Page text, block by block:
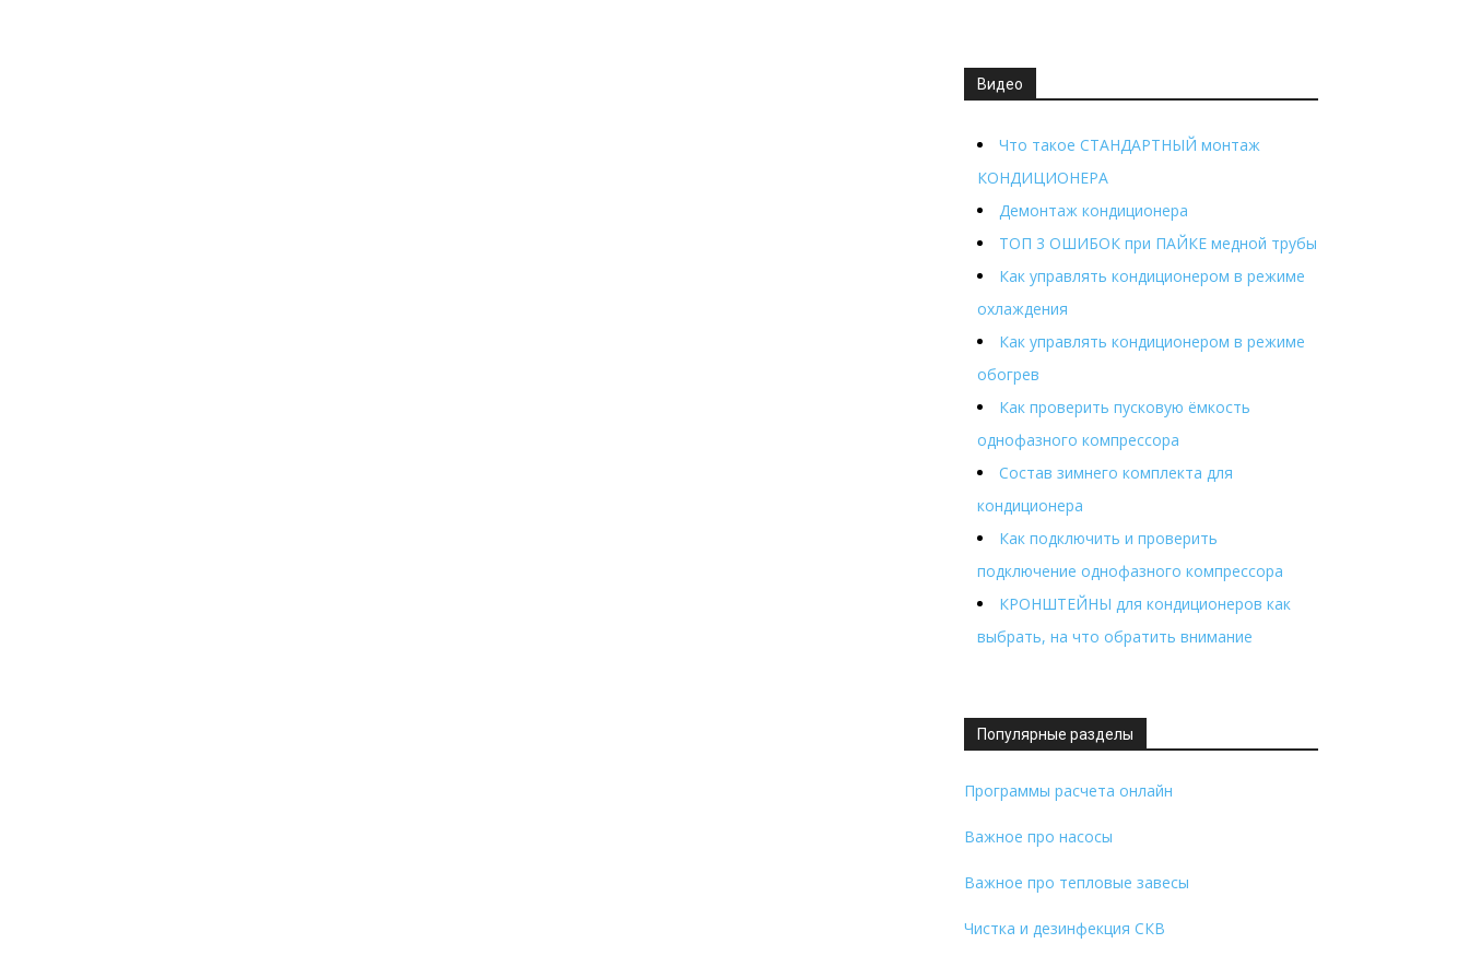
Видео
Что такое СТАНДАРТНЫЙ монтаж
КОНДИЦИОНЕРА
Демонтаж кондиционера
ТОП 3 ОШИБОК при ПАЙКЕ медной трубы
Как управлять кондиционером в режиме
охлаждения
Как управлять кондиционером в режиме
обогрев
Как проверить пусковую ёмкость
однофазного компрессора
Состав зимнего комплекта для
кондиционера
Как подключить и проверить
подключение однофазного компрессора
КРОНШТЕЙНЫ для кондиционеров как
выбрать, на что обратить внимание
Популярные разделы
Программы расчета онлайн
Важное про насосы
Важное про тепловые завесы
Чистка и дезинфекция СКВ